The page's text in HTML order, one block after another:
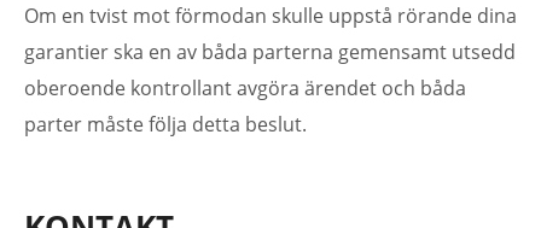
Om en tvist mot förmodan skulle uppstå rörande dina
garantier ska en av båda parterna gemensamt utsedd
oberoende kontrollant avgöra ärendet och båda
parter måste följa detta beslut.